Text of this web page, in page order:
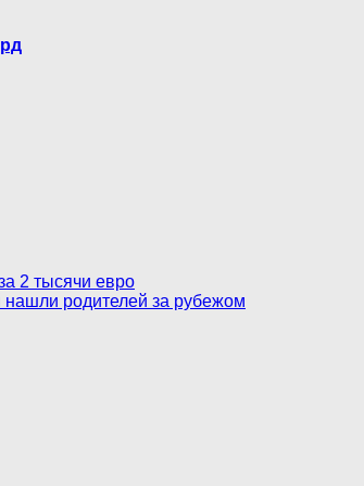
2 тысячи евро
нашли родителей за рубежом